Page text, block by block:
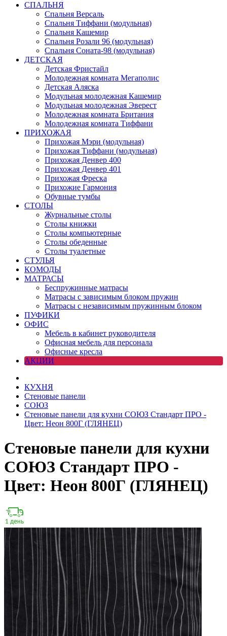
СПАЛЬНЯ
Спальня Версаль
Спальня Тиффани (модульная)
Спальня Кашемир
Спальня Розали 96 (модульная)
Спальня Соната-98 (модульная)
ДЕТСКАЯ
Детская Фристайл
Молодежная комната Мегаполис
Детская Аляска
Модульная молодежная Кашемир
Модульная молодежная Эверест
Молодежная комната Британия
Молодежная комната Тиффани
ПРИХОЖАЯ
Прихожая Мэри (модульная)
Прихожая Тиффани (модульная)
Прихожая Денвер 400
Прихожая Денвер 401
Прихожая Фреска
Прихожие Гармония
Обувные тумбы
СТОЛЫ
Журнальные столы
Столы книжки
Столы компьютерные
Столы обеденные
Столы туалетные
СТУЛЬЯ
КОМОДЫ
МАТРАСЫ
Беспружинные матрасы
Матрасы с зависимым блоком пружин
Матрасы с независимым пружинным блоком
ПУФИКИ
ОФИС
Мебель в кабинет руководителя
Офисная мебель для персонала
Офисные кресла
АКЦИИ
КУХНЯ
Стеновые панели
СОЮЗ
Стеновые панели для кухни СОЮЗ Стандарт ПРО -
Цвет: Неон 800Г (ГЛЯНЕЦ)
Стеновые панели для кухни
СОЮЗ Стандарт ПРО -
Цвет: Неон 800Г (ГЛЯНЕЦ)